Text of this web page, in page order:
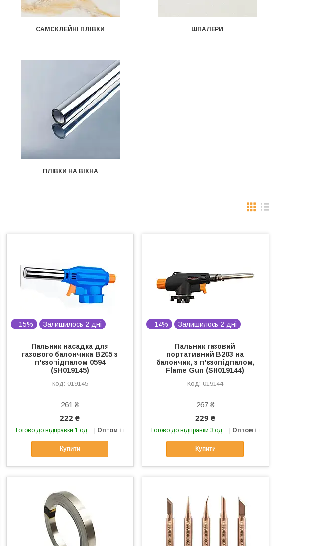
САМОКЛЕЙНІ ПЛІВКИ ШПАЛЕРИ
ПЛІВКИ НА ВІКНА
–15% Залишилось 2 дні
Пальник насадка для
газового балончика B205 з
п'єзопідпалом 0594
(SH019145)
019145
261 ₴
222 ₴
Готово до відправки 1 од. Оптом і в роздріб
Купити
–14% Залишилось 2 дні
Пальник газовий
портативний B203 на
балончик, з п'єзопідпалом,
Flame Gun (SH019144)
019144
267 ₴
229 ₴
Готово до відправки 3 од. Оптом і в роздріб
Купити